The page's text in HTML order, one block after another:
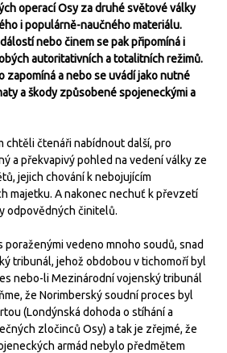
operací Osy za druhé světové války
i populárně-naučného materiálu.
nebo činem se pak připomíná i
autoritativních a totalitních režimů.
zapomíná a nebo se uvádí jako nutné
a škody způsobené spojeneckými a
chtěli čtenáři nabídnout další, pro
a překvapivý pohled na vedení války ze
jejich chování k nebojujícím
majetku. A nakonec nechuť k převzetí
odpovědných činitelů.
poraženými vedeno mnoho soudů, snad
tribunál, jehož obdobou v tichomoří byl
nebo-li Mezinárodní vojenský tribunál
že Norimberský soudní proces byl
(Londýnská dohoda o stíhání a
zločinců Osy) a tak je zřejmé, že
armád nebylo předmětem